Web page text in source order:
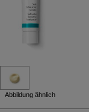
Abbildung ähnlich